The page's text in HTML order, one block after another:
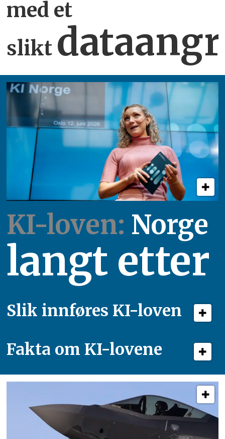
med et
slikt
KI-loven: Norge
langt etter
Slik innføres KI-loven
Fakta om KI-lovene